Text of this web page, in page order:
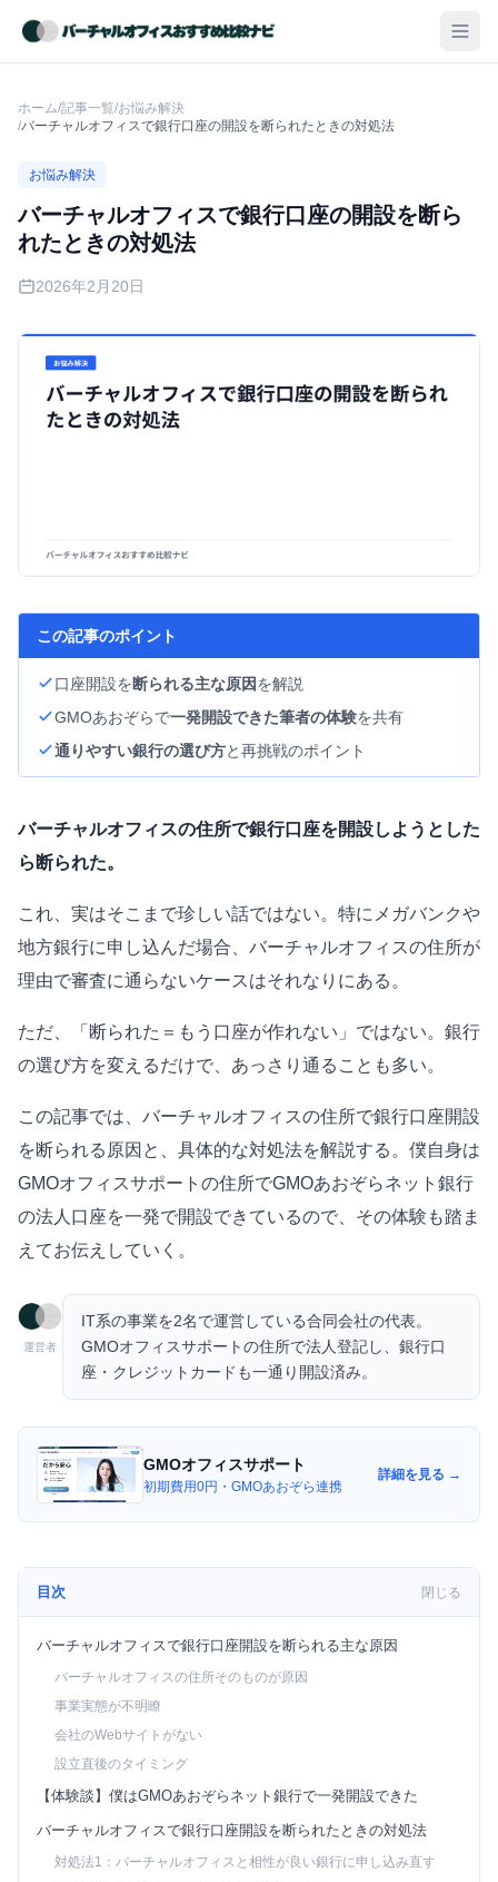
ホーム/記事一覧/お悩み解決
/バーチャルオフィスで銀行口座の開設を断られたときの対処法
お悩み解決
バーチャルオフィスで銀行口座の開設を断ら
れたときの対処法
2026年2月20日
この記事のポイント
口座開設を断られる主な原因を解説
GMOあおぞらで一発開設できた筆者の体験を共有
通りやすい銀行の選び方と再挑戦のポイント
バーチャルオフィスの住所で銀行口座を開設しようとした
ら断られた。
これ、実はそこまで珍しい話ではない。特にメガバンクや
地方銀行に申し込んだ場合、バーチャルオフィスの住所が
理由で審査に通らないケースはそれなりにある。
ただ、「断られた＝もう口座が作れない」ではない。銀行
の選び方を変えるだけで、あっさり通ることも多い。
この記事では、バーチャルオフィスの住所で銀行口座開設
を断られる原因と、具体的な対処法を解説する。僕自身は
GMOオフィスサポート の住所でGMOあおぞらネット銀行
の法人口座を一発で開設できているので、その体験も踏ま
えてお伝えしていく。
運営者
IT系の事業を2名で運営している合同会社の代表。
GMOオフィスサポートの住所で法人登記し、銀行口
座・クレジットカードも一通り開設済み。
GMOオフィスサポート
初期費用0円・GMOあおぞら連携
詳細を見る →
目次 閉じる
バーチャルオフィスで銀行口座開設を断られる主な原因
バーチャルオフィスの住所そのものが原因
事業実態が不明瞭
会社のWebサイトがない
設立直後のタイミング
【体験談】僕はGMOあおぞらネット銀行で一発開設できた
バーチャルオフィスで銀行口座開設を断られたときの対処法
対処法1：バーチャルオフィスと相性が良い銀行に申し込み直す